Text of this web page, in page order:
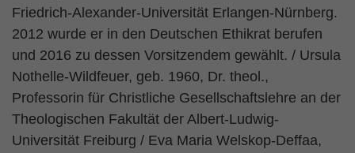
Friedrich-Alexander-Universität Erlangen-Nürnberg.
2012 wurde er in den Deutschen Ethikrat berufen
und 2016 zu dessen Vorsitzendem gewählt. / Ursula
Nothelle-Wildfeuer, geb. 1960, Dr. theol.,
Professorin für Christliche Gesellschaftslehre an der
Theologischen Fakultät der Albert-Ludwig-
Universität Freiburg / Eva Maria Welskop-Deffaa,